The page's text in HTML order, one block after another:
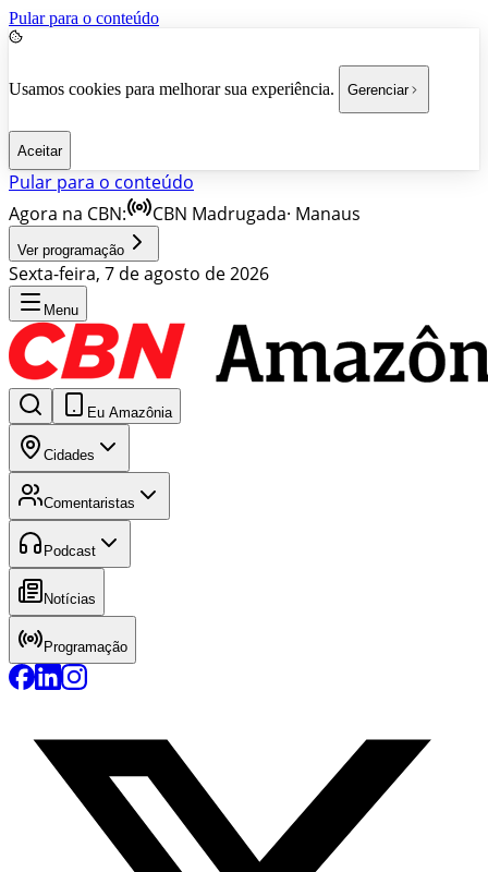
Pular para o conteúdo
Usamos cookies para melhorar sua experiência. Gerenciar
Aceitar
Pular para o conteúdo
Agora na CBN:
CBN Madrugada· Manaus
Ver programação
Sexta-feira, 7 de agosto de 2026
Menu
Eu Amazônia
Cidades
Comentaristas
Podcast
Notícias
Programação